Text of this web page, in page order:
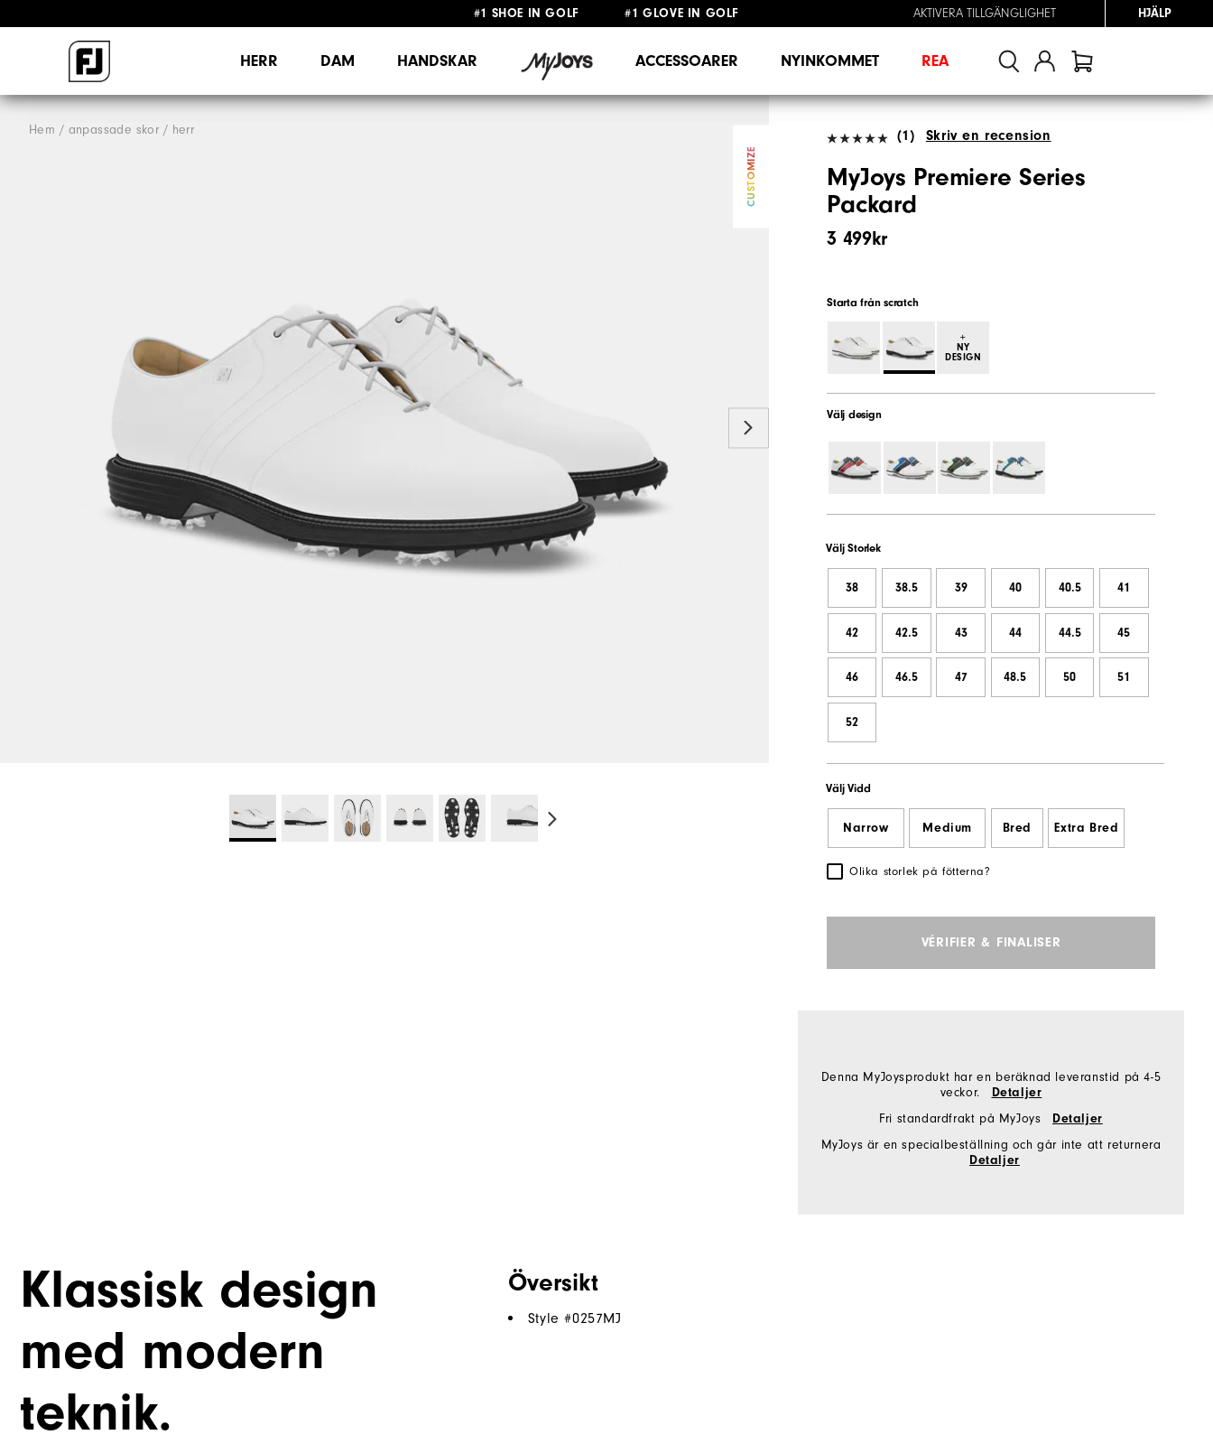
#1 SHOE IN GOLF #1 GLOVE IN GOLF
AKTIVERA TILLGÄNGLIGHET HJÄLP
HERR DAM HANDSKAR ACCESSOARER NYINKOMMET REA
Hem anpassade skor herr
CUSTOMIZE
(1) Skriv en recension
MyJoys Premiere Series
Packard
3 499kr
Starta från scratch
+
NY
DESIGN
Välj design
Välj Storlek
38 38.5 39 40 40.5 41
42 42.5 43 44 44.5 45
46 46.5 47 48.5 50 51
52
Välj Vidd
Narrow Medium Bred Extra Bred
Olika storlek på fötterna?
VÉRIFIER & FINALISER
Denna MyJoysprodukt har en beräknad leveranstid på 4-5
veckor.
Detaljer
Fri standardfrakt på MyJoys Detaljer
MyJoys är en specialbeställning och går inte att returnera
Detaljer
Klassisk design
med modern
teknik.
Översikt
Style #0257MJ